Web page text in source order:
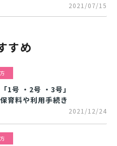
2021/07/15
すめ
1号 ・2号 ・3号」
育料や利用手続き
2021/12/24